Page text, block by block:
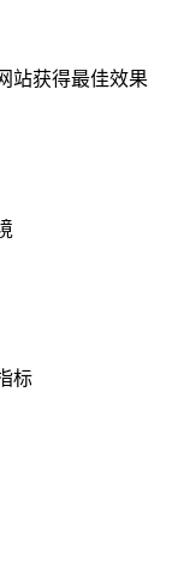
站获得最佳效果
标